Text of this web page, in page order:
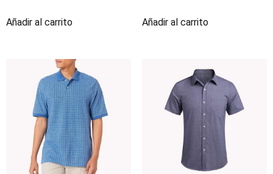
Añadir al carrito Añadir al carrito